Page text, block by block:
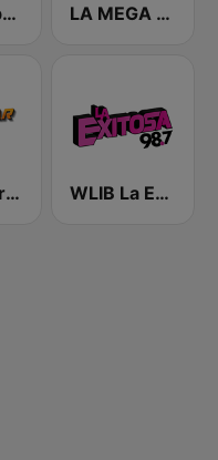
Radio Urbano LA MEGA 101.1 FM
Mega Star New York WLIB La Exitosa 98.7 y 1190